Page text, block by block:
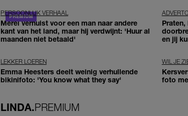
PERSOONLIJK VERHAAL
Merel verhuist voor een man naar andere
kant van het land, maar hij verdwijnt: 'Huur al
maanden niet betaald'
en jij
LEKKER LOEREN
Emma Heesters deelt weinig verhullende
bikinifoto: 'You know what they say'
WIL JE
foto
LINDA.PREMIUM